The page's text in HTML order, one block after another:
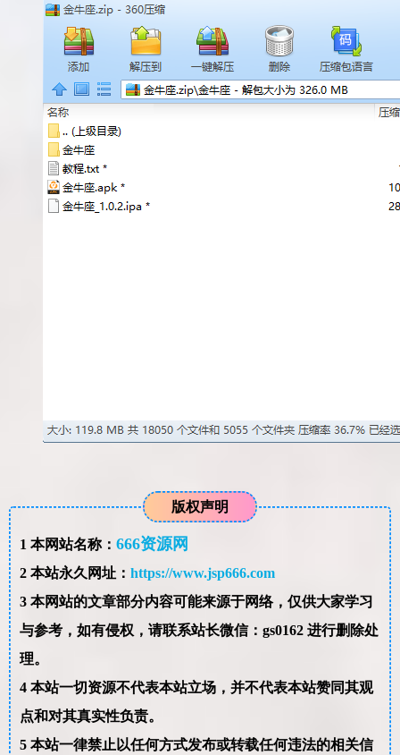
版权声明
1 本网站名称： 666资源网
2本站永久网址： https://www.jsp666.com
3本网站的文章部分内容可能来源于网络，仅供大家学习
与参考，如有侵权，请联系站长微信：gs0162 进行删除处
理。
4本站一切资源不代表本站立场，并不代表本站赞同其观
点和对其真实性负责。
5本站一律禁止以任何方式发布或转载任何违法的相关信